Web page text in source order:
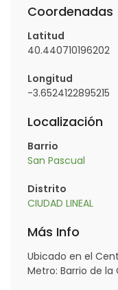
Coordenadas
Latitud
40.440710196202
Longitud
-3.6524122895215
Localización
Barrio
San Pascual
Distrito
CIUDAD LINEAL
Más Info
Ubicado en el
Metro: Barrio de